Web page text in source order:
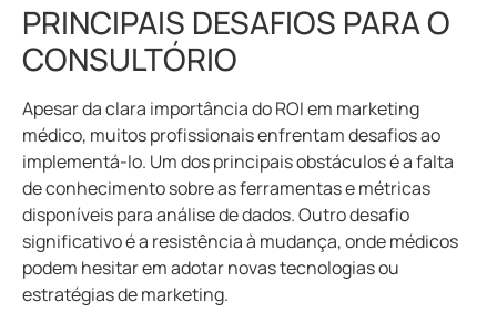
PRINCIPAIS DESAFIOS PARA O
CONSULTÓRIO
Apesar da clara importância do ROI em marketing
médico, muitos profissionais enfrentam desafios ao
implementá-lo. Um dos principais obstáculos é a falta
de conhecimento sobre as ferramentas e métricas
disponíveis para análise de dados. Outro desafio
significativo é a resistência à mudança, onde médicos
podem hesitar em adotar novas tecnologias ou
estratégias de marketing.